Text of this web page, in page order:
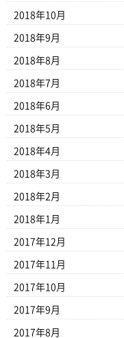
2018年10月
2018年9月
2018年8月
2018年7月
2018年6月
2018年5月
2018年4月
2018年3月
2018年2月
2018年1月
2017年12月
2017年11月
2017年10月
2017年9月
2017年8月